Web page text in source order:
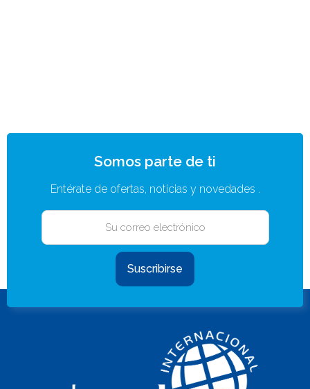
Somos parte de ti
Entérate de ofertas, noticias y novedades .
Suscribirse